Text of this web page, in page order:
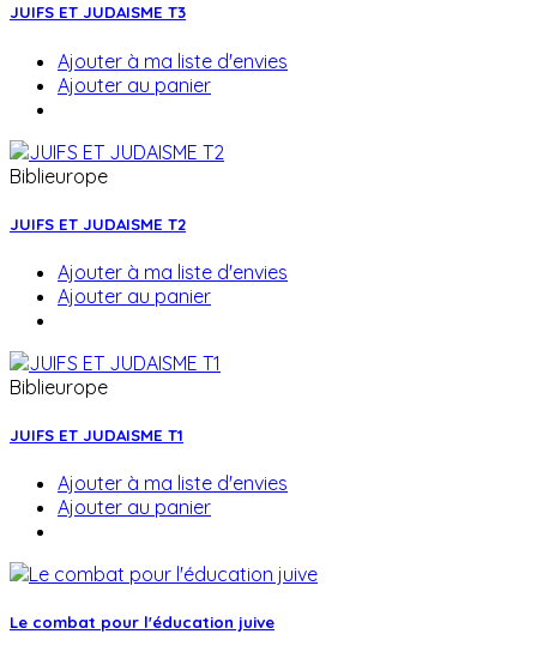
JUIFS ET JUDAISME T3
Ajouter à ma liste d'envies
Ajouter au panier
Biblieurope
JUIFS ET JUDAISME T2
Ajouter à ma liste d'envies
Ajouter au panier
Biblieurope
JUIFS ET JUDAISME T1
Ajouter à ma liste d'envies
Ajouter au panier
Le combat pour l'éducation juive